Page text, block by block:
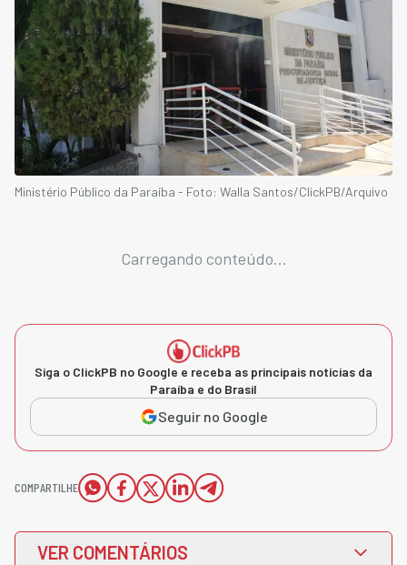
Ministério Público da Paraíba - Foto: Walla Santos/ClickPB/Arquivo
Carregando conteúdo...
Siga o ClickPB no Google e receba as principais notícias da
Paraíba e do Brasil
Seguir no Google
COMPARTILHE
VER COMENTÁRIOS